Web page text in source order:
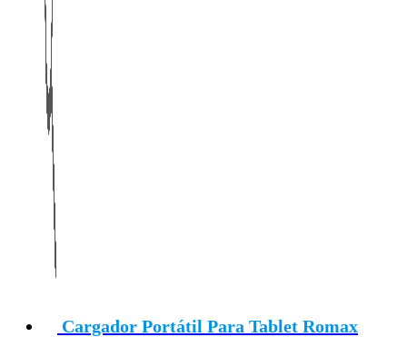
Cargador Portátil Para Tablet Romax